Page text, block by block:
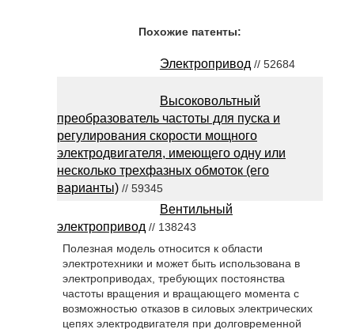
Похожие патенты:
Электропривод // 52684
Высоковольтный
преобразователь частоты для пуска и
регулирования скорости мощного
электродвигателя, имеющего одну или
несколько трехфазных обмоток (его
варианты) // 59345
Вентильный
электропривод // 138243
Полезная модель относится к области
электротехники и может быть использована в
электроприводах, требующих постоянства
частоты вращения и вращающего момента с
возможностью отказов в силовых электрических
цепях электродвигателя при долговременной